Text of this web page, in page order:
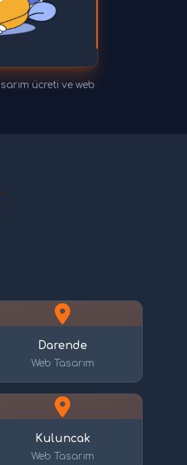
ücreti ve web
Darende
Web Tasarım
Kuluncak
Web Tasarım